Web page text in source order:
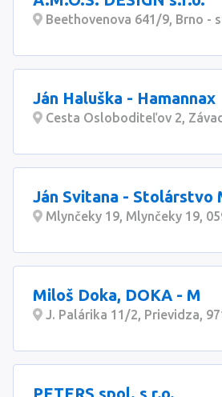
Beethovenova 641/9, Brno -
Ján Haluška - Hamannax
Cesta Osloboditeľov 2,
Ján Svitana - Stolárstvo
Mlynčeky 19, Mlynčeky 19,
Miloš Doka, DOKA - M
J. Palárika 11/2, Prievidza,